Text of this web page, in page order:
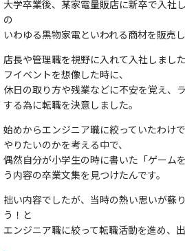
大学卒業後、某家電量販店に新卒で入社
の
いわゆる黒物家電といわれる商材を販売し
店長や管理職を視野に入れて入社しまし
フイベントを想像した時に、
休日の取り方や残業などに不安を覚え、
する為に転職を決意しました。
始めからエンジニア職に絞っていたわけ
やりたいのかを考える中で、
偶然自分が小学生の時に書いた「ゲーム
う内容の卒業文集を見つけたんです。
拙い内容でしたが、当時の熱い思いが蘇
う！と
エンジニア職に絞って転職活動を進め、